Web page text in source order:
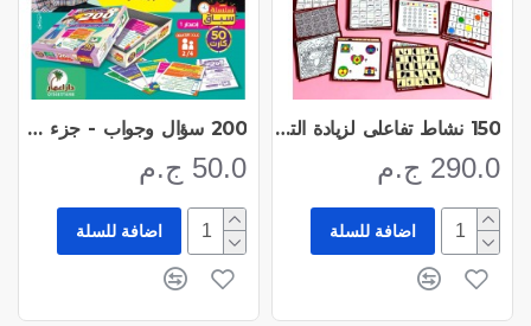
150 نشاط تفاعلى لزيادة التركيز والإنتباه
290.0 ج.م
اضافة للسلة
200 سؤال وجواب - جزء عم
50.0 ج.م
اضافة للسلة